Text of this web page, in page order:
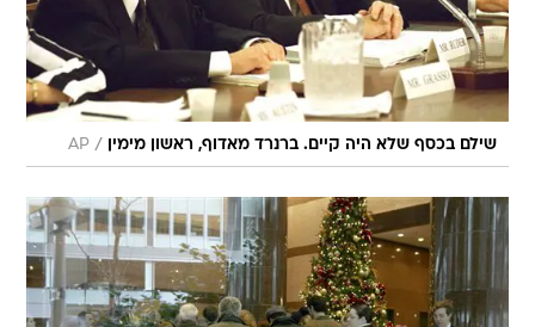
שילם בכסף שלא היה קיים. ברנרד מאדוף, ראשון מימין /
AP